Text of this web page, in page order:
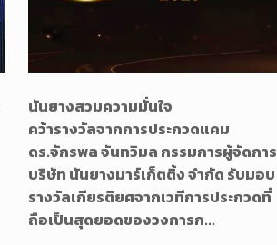
นันยางสวมความมั่นใจ
คว้ารางวัลจากการประกวดแคม
ดร.จักรพล จันทวิมล กรรมการผู้จัดการ
บริษัท นันยางมาร์เก็ตติ้ง จำกัด รับมอบ
รางวัลเกียรติยศจากเวทีการประกวดที่
ถือเป็นสุดยอดของวงการก...